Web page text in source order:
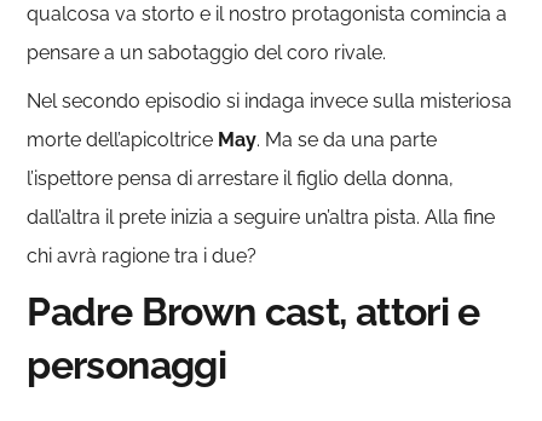
qualcosa va storto e il nostro protagonista comincia a
pensare a un sabotaggio del coro rivale.
Nel secondo episodio si indaga invece sulla misteriosa
morte dell’apicoltrice May. Ma se da una parte
l’ispettore pensa di arrestare il figlio della donna,
dall’altra il prete inizia a seguire un’altra pista. Alla fine
chi avrà ragione tra i due?
Padre Brown cast, attori e
personaggi